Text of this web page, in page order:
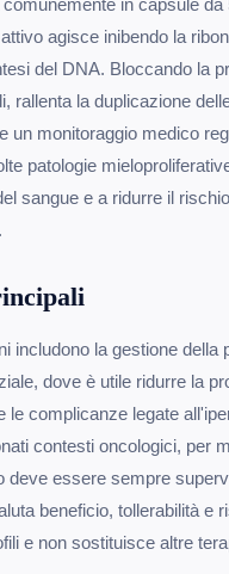
agisce inibendo la
del DNA. Bloccando la
rallenta la duplicazione
un monitoraggio medico
patologie
sangue e a ridurre il
includono la gestione della
dove è utile ridurre la
le complicanze legate
contesti oncologici, per
deve essere sempre
beneficio, tollerabilità e
e non sostituisce altre